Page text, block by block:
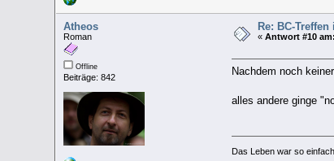
Atheos
Roman
Offline
Beiträge: 842
Re: BC-
«Antwort #10 am:
Nachdem noch
alles andere ginge
Das Leben war so